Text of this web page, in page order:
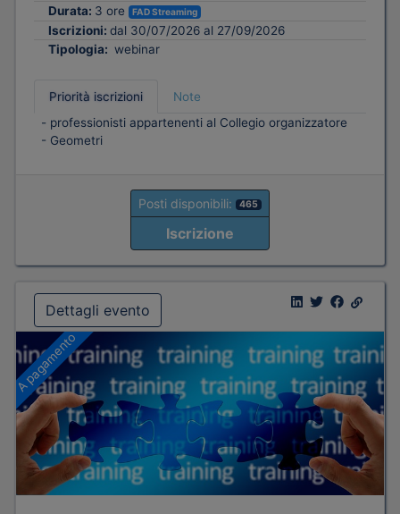
Durata: 3 ore FAD Streaming
Iscrizioni: dal 30/07/2026 al 27/09/2026
Tipologia: webinar
Priorità iscrizioni
Note
- professionisti appartenenti al Collegio organizzatore
- Geometri
Posti disponibili: 465
Iscrizione
Dettagli evento
A pagamento